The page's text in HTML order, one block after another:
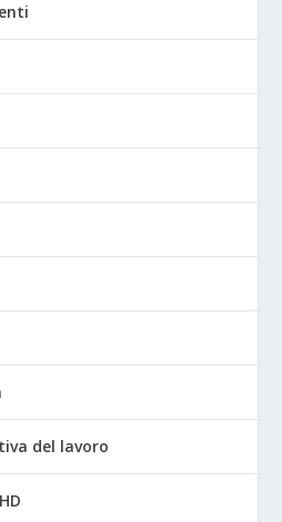
del lavoro